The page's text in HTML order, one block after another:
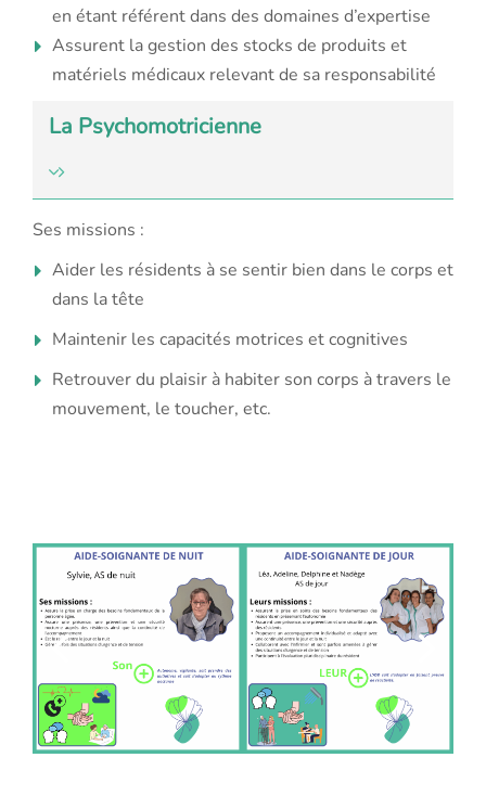
en étant référent dans des domaines d’expertise
Assurent la gestion des stocks de produits et
matériels médicaux relevant de sa responsabilité
La Psychomotricienne
Ses missions :
Aider les résidents à se sentir bien dans le corps et
dans la tête
Maintenir les capacités motrices et cognitives
Retrouver du plaisir à habiter son corps à travers le
mouvement, le toucher, etc.